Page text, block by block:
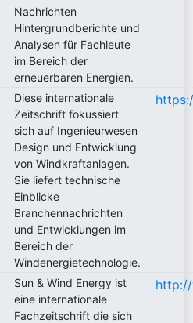
Nachrichten
Hintergrundberichte und
Analysen für Fachleute
im Bereich der
erneuerbaren Energien.
Diese internationale
Zeitschrift fokussiert
sich auf Ingenieurwesen
Design und Entwicklung
von Windkraftanlagen.
Sie liefert technische
Einblicke
Branchennachrichten
und Entwicklungen im
Bereich der
Windenergietechnologie.
Sun & Wind Energy ist
eine internationale
Fachzeitschrift die sich